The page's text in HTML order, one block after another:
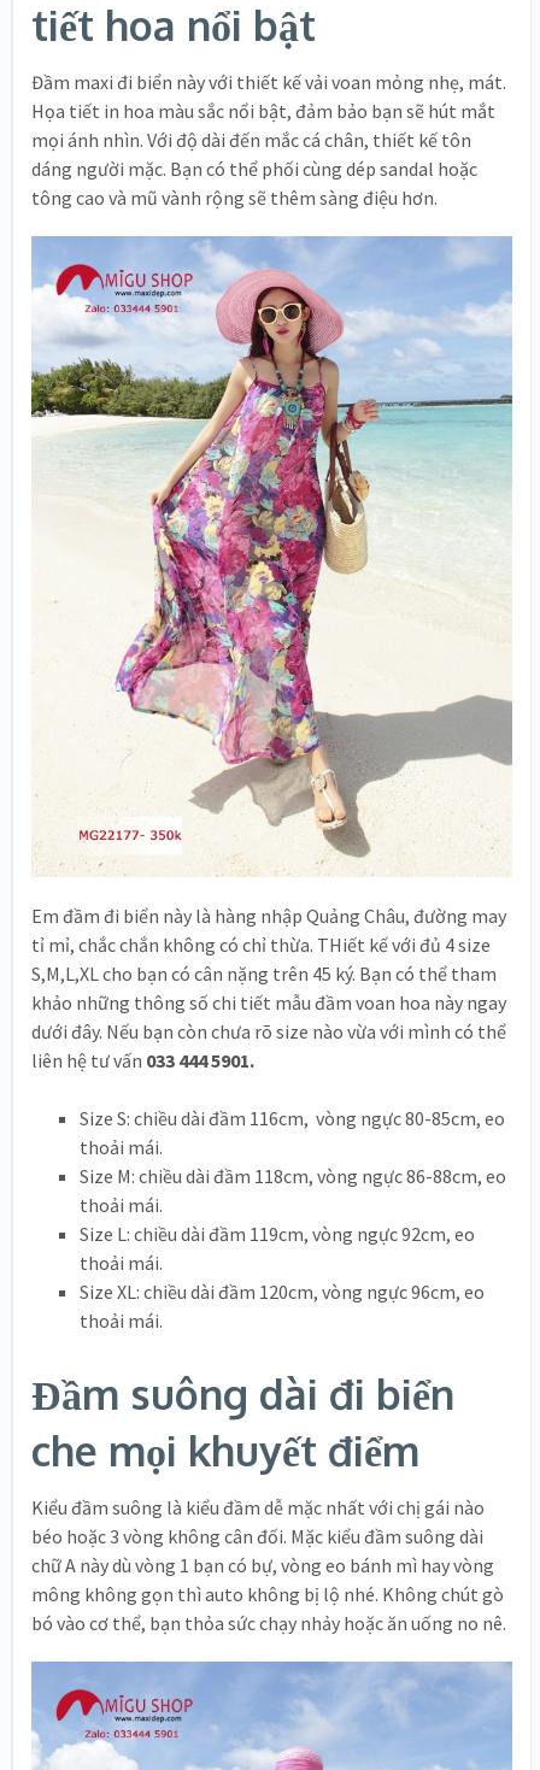
tiết hoa nổi bật
Đầm maxi đi biển này với thiết kế vải voan mỏng nhẹ, mát.
Họa tiết in hoa màu sắc nổi bật, đảm bảo bạn sẽ hút mắt
mọi ánh nhìn. Với độ dài đến mắc cá chân, thiết kế tôn
dáng người mặc. Bạn có thể phối cùng dép sandal hoặc
tông cao và mũ vành rộng sẽ thêm sàng điệu hơn.
Em đầm đi biển này là hàng nhập Quảng Châu, đường may
tỉ mỉ, chắc chắn không có chỉ thừa. THiết kế với đủ 4 size
S,M,L,XL cho bạn có cân nặng trên 45 ký. Bạn có thể tham
khảo những thông số chi tiết mẫu đầm voan hoa này ngay
dưới đây. Nếu bạn còn chưa rõ size nào vừa với mình có thể
liên hệ tư vấn 033 444 5901.
Size S: chiều dài đầm 116cm, vòng ngực 80-85cm, eo
thoải mái.
Size M: chiều dài đầm 118cm, vòng ngực 86-88cm, eo
thoải mái.
Size L: chiều dài đầm 119cm, vòng ngực 92cm, eo
thoải mái.
Size XL: chiều dài đầm 120cm, vòng ngực 96cm, eo
thoải mái.
Đầm suông dài đi biển
che mọi khuyết điểm
Kiểu đầm suông là kiểu đầm dễ mặc nhất với chị gái nào
béo hoặc 3 vòng không cân đối. Mặc kiểu đầm suông dài
chữ A này dù vòng 1 bạn có bự, vòng eo bánh mì hay vòng
mông không gọn thì auto không bị lộ nhé. Không chút gò
bó vào cơ thể, bạn thỏa sức chạy nhảy hoặc ăn uống no nê.